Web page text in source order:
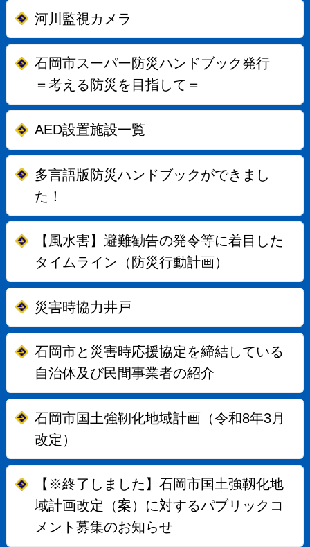
河川監視カメラ
石岡市スーパー防災ハンドブック発行
＝考える防災を目指して＝
AED設置施設一覧
多言語版防災ハンドブックができまし
た！
【風水害】避難勧告の発令等に着目した
タイムライン（防災行動計画）
災害時協力井戸
石岡市と災害時応援協定を締結している
自治体及び民間事業者の紹介
石岡市国土強靭化地域計画（令和8年3月
改定）
【※終了しました】石岡市国土強靱化地
域計画改定（案）に対するパブリックコ
メント募集のお知らせ